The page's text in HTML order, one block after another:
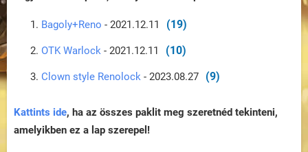
Bagoly+Reno - 2021.12.11 (19)
OTK Warlock - 2021.12.11 (10)
Clown style Renolock - 2023.08.27 (9)
Kattints ide, ha az összes paklit meg szeretnéd tekinteni,
amelyikben ez a lap szerepel!